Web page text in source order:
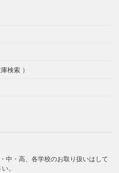
検索 ）
中・高、各学校のお取り扱いはして
。